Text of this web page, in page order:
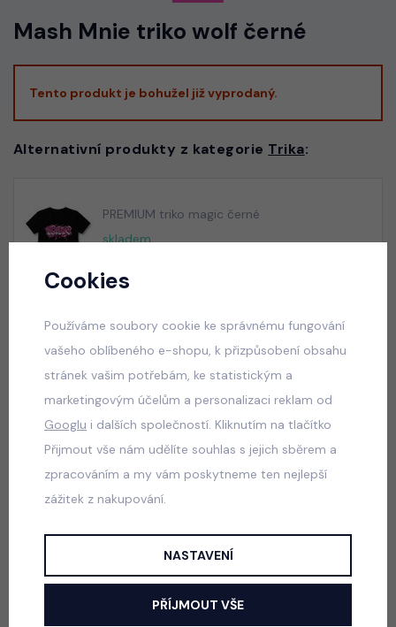
Mash Mnie triko wolf černé
Tento produkt je bohužel již vyprodaný.
Alternativní produkty z kategorie Trika:
PREMIUM triko magic černé
skladem
PREMIUM triko Jeep nebeské
skladem
165 Kč
165 Kč
Jak vybrat správnou velikost?
Cookies
Používáme soubory cookie ke správnému fungování
vašeho oblíbeného e-shopu, k přizpůsobení obsahu
stránek vašim potřebám, ke statistickým a
marketingovým účelům a personalizaci reklam od
Googlu i dalších společností. Kliknutím na tlačítko
Přijmout vše nám udělíte souhlas s jejich sběrem a
zpracováním a my vám poskytneme ten nejlepší
zážitek z nakupování.
NASTAVENÍ
PŘÍJMOUT VŠE